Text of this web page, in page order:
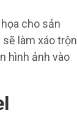
cho sản
làm xáo trộn
hình ảnh vào